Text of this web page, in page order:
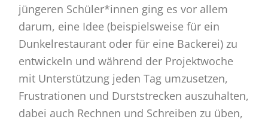
jüngeren Schüler*innen ging es vor allem
darum, eine Idee (beispielsweise für ein
Dunkelrestaurant oder für eine Backerei) zu
entwickeln und während der Projektwoche
mit Unterstützung jeden Tag umzusetzen,
Frustrationen und Durststrecken auszuhalten,
dabei auch Rechnen und Schreiben zu üben,